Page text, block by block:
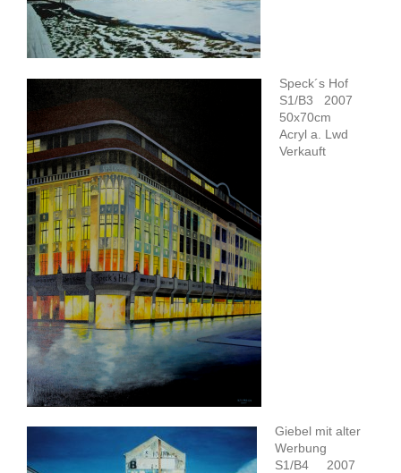
Speck´s Hof
S1/B3 2007
50x70cm
Acryl a. Lwd
Verkauft
Giebel mit alter
Werbung
S1/B4 2007